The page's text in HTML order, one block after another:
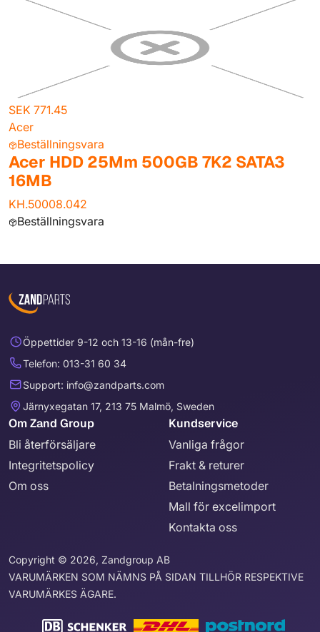
SEK 771.45
Acer
Beställningsvara
Acer HDD 25Mm 500GB 7K2 SATA3
16MB
KH.50008.042
Beställningsvara
Öppettider 9-12 och 13-16 (mån-fre)
Telefon: 013-31 60 34
Support: info@zandparts.com
Järnyxegatan 17, 213 75 Malmö, Sweden
Om Zand Group
Bli återförsäljare
Integritetspolicy
Om oss
Kundservice
Vanliga frågor
Frakt & returer
Betalningsmetoder
Mall för excelimport
Kontakta oss
Copyright © 2026, Zandgroup AB
VARUMÄRKEN SOM NÄMNS PÅ SIDAN TILLHÖR RESPEKTIVE
VARUMÄRKES ÄGARE.